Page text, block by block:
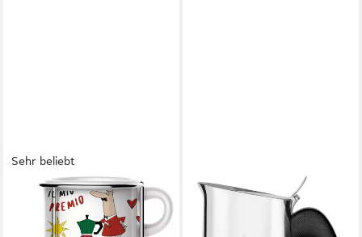
Sehr beliebt
BIALETTI
Espressotasse, 7-tlg., Metall,
Porzellan, (6 Espressotassen
BIALETTI
Espressokocher, 0,46l
Kaffeekanne, Edelstahl, 10